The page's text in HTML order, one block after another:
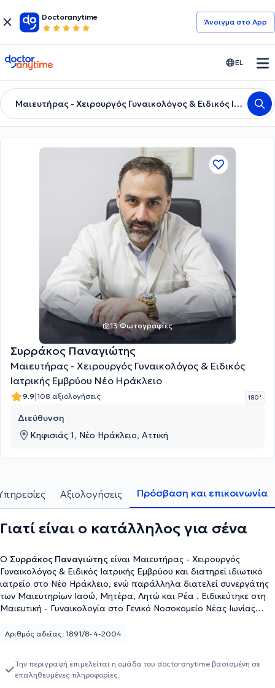
Doctoranytime
Άνοιγμα στο App
doctoranytime EL
Μαιευτήρας - Χειρουργός Γυναικολόγος & Ειδικός Ιατρικής Εμβρύου
13 Φωτογραφίες
Συρράκος Παναγιώτης
Μαιευτήρας - Χειρουργός Γυναικολόγος & Ειδικός
Ιατρικής Εμβρύου Νέο Ηράκλειο
9.9|108 αξιολογήσεις 180 '
Διεύθυνση
Κηφισιάς 1, Νέο Ηράκλειο, Αττική
Αξιολογήσεις Πρόσβαση και επικοινωνία
Γιατί είναι ο κατάλληλος για σένα
Ο Συρράκος Παναγιώτης είναι Μαιευτήρας - Χειρουργός
Γυναικολόγος & Ειδικός Ιατρικής Εμβρύου και διατηρεί ιδιωτικό
ιατρείο στο Νέο Ηράκλειο, ενώ παράλληλα διατελεί συνεργάτης
των Mαιευτηρίων Ιασώ, Μητέρα, Λητώ και Ρέα . Ειδικεύτηκε στη
Μαιευτική - Γυναικολογία στο Γενικό Νοσοκομείο Νέας Ιωνίας
υπερηχογραφημάτων στο Fetal Medicine Foundation στα
διαφάνειας 1ου τριμήνου, στον υπέρηχο Β΄ επιπέδου 2ου
τριμήνου, στο υπερηχογράφημα Doppler 3ου τριμήνου, στην
Αριθμός αδείας: 1891/8-4-2004
Την περιγραφή επιμελείται η ομάδα του doctoranytime βασισμένη σε
επαληθευμένες πληροφορίες.